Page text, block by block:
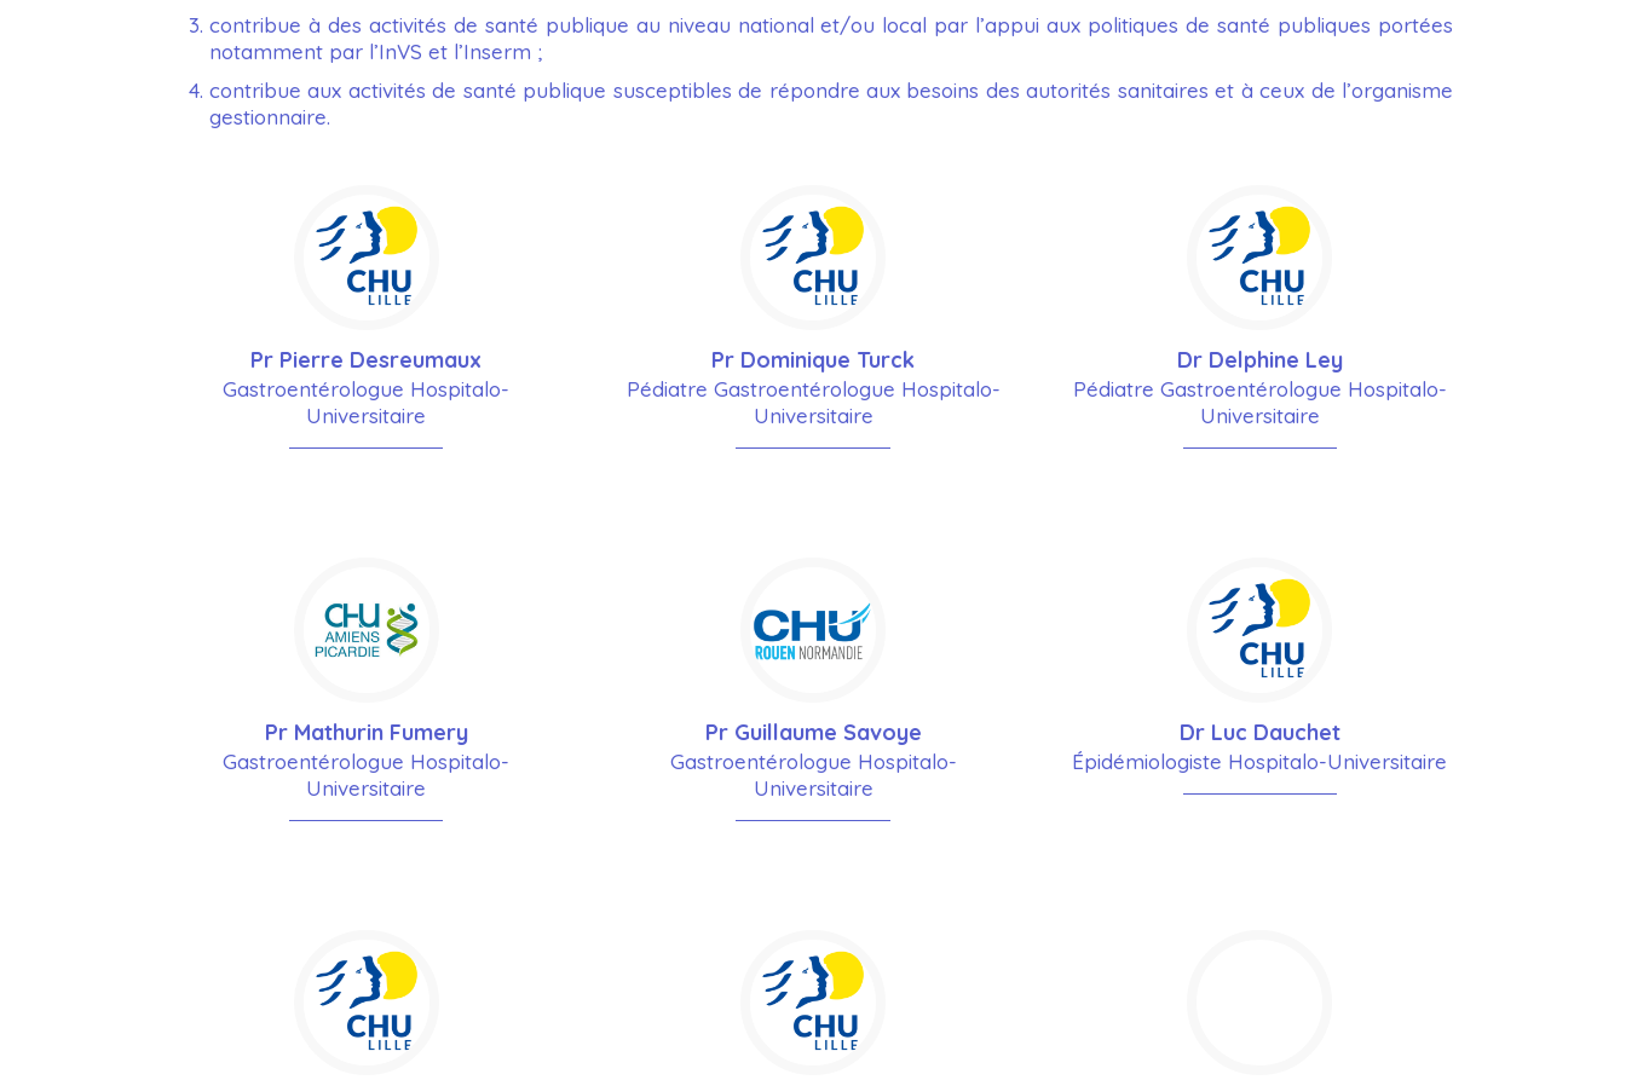
contribue à des activités de santé publique au niveau national et/ou local par l’appui aux politiques de santé publiques portées
notamment par l’InVS et l’Inserm ;
contribue aux activités de santé publique susceptibles de répondre aux besoins des autorités sanitaires et à ceux de l’organisme
gestionnaire.
Pr Pierre Desreumaux
Gastroentérologue Hospitalo-
Universitaire
Pr Dominique Turck
Pédiatre Gastroentérologue Hospitalo-
Universitaire
Dr Delphine Ley
Pédiatre Gastroentérologue Hospitalo-
Universitaire
Pr Mathurin Fumery
Gastroentérologue Hospitalo-
Universitaire
Pr Guillaume Savoye
Gastroentérologue Hospitalo-
Universitaire
Dr Luc Dauchet
Épidémiologiste Hospitalo-Universitaire